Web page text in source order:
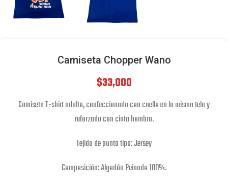
Camiseta Chopper Wano
$33,000
Camiseta T-shirt adulto, confeccionada con cuello en la misma tela y
reforzada con cinta hombro.
Tejido de punto tipo: Jersey
Composición: Algodón Peinado 100%.